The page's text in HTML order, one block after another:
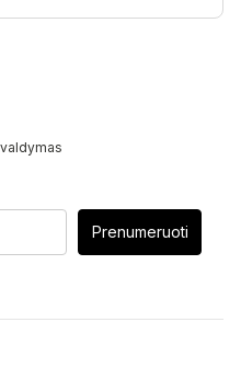
Prenumeruoti